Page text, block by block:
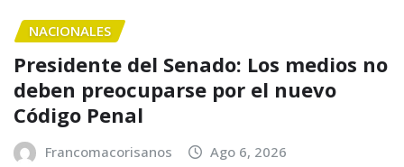
NACIONALES
Presidente del Senado: Los medios no
deben preocuparse por el nuevo
Código Penal
Francomacorisanos Ago 6, 2026